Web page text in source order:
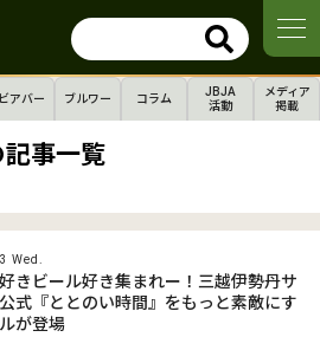
ビアバー ブルワー コラム
JBJA
活動
メディア
掲載
記事一覧
Wed.
きビール好き集まれー！三越伊勢丹サ
式『ととのい時間』をもっと素敵にす
が登場